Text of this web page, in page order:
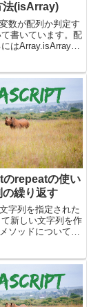
法(isArray)
数が配列か判定す
書いています。配
はArray.isArrayを
Array.isArrayを使
repeatの使い
繰り返す
字列を指定された
新しい文字列を作
ソッドについて解
じ文字列を複数回
や、特定のパター